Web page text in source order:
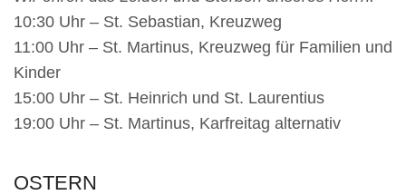
10:30 Uhr – St. Sebastian, Kreuzweg
11:00 Uhr – St. Martinus, Kreuzweg für Familien und
Kinder
15:00 Uhr – St. Heinrich und St. Laurentius
19:00 Uhr – St. Martinus, Karfreitag alternativ
OSTERN